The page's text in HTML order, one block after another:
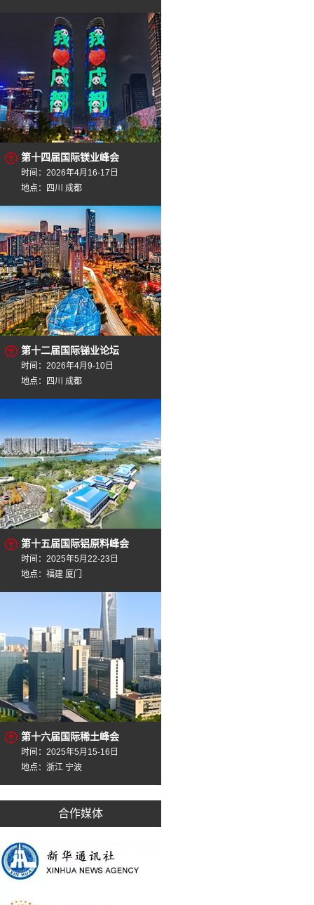
第十四届国际镁业峰会
时间：2026年4月16-17日
地点：四川 成都
第十二届国际锑业论坛
时间：2026年4月9-10日
地点：四川 成都
第十五届国际铝原料峰会
时间：2025年5月22-23日
地点：福建 厦门
第十六届国际稀土峰会
时间：2025年5月15-16日
地点：浙江 宁波
合作媒体